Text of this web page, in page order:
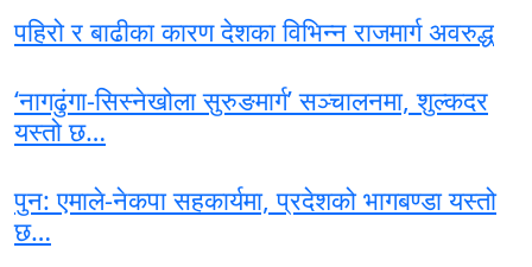
पहिरो र बाढीका कारण देशका विभिन्न राजमार्ग अवरुद्ध
‘नागढुंगा-सिस्नेखोला सुरुङमार्ग’ सञ्चालनमा, शुल्कदर
यस्तो छ…
पुन: एमाले-नेकपा सहकार्यमा, प्रदेशको भागबण्डा यस्तो
छ…